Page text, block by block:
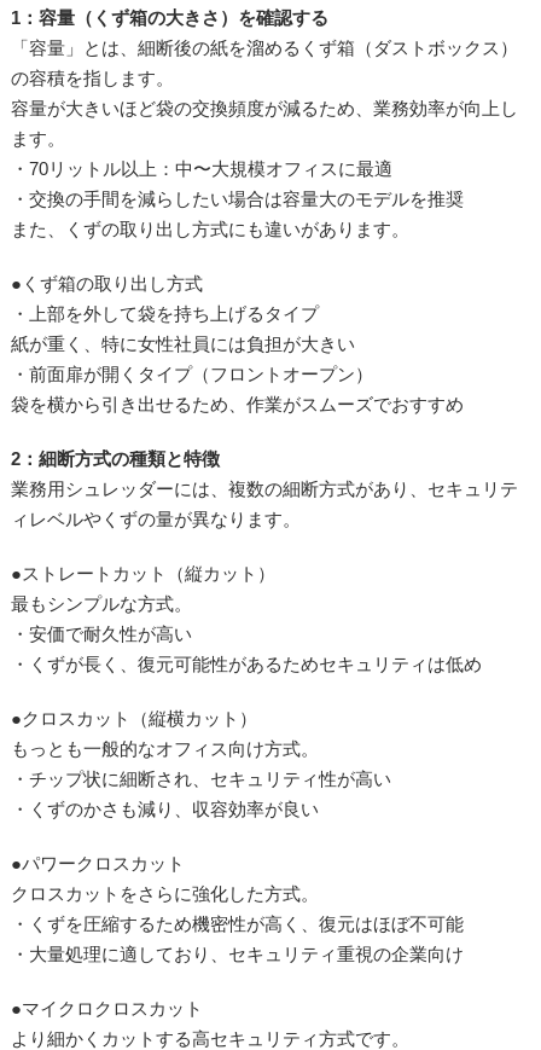
1：容量（くず箱の大きさ）を確認する
「容量」とは、細断後の紙を溜めるくず箱（ダストボックス）
の容積を指します。
容量が大きいほど袋の交換頻度が減るため、業務効率が向上し
ます。
・70リットル以上：中〜大規模オフィスに最適
・交換の手間を減らしたい場合は容量大のモデルを推奨
また、くずの取り出し方式にも違いがあります。
●くず箱の取り出し方式
・上部を外して袋を持ち上げるタイプ
紙が重く、特に女性社員には負担が大きい
・前面扉が開くタイプ（フロントオープン）
袋を横から引き出せるため、作業がスムーズでおすすめ
2：細断方式の種類と特徴
業務用シュレッダーには、複数の細断方式があり、セキュリテ
ィレベルやくずの量が異なります。
●ストレートカット（縦カット）
最もシンプルな方式。
・安価で耐久性が高い
・くずが長く、復元可能性があるためセキュリティは低め
●クロスカット（縦横カット）
もっとも一般的なオフィス向け方式。
・チップ状に細断され、セキュリティ性が高い
・くずのかさも減り、収容効率が良い
●パワークロスカット
クロスカットをさらに強化した方式。
・くずを圧縮するため機密性が高く、復元はほぼ不可能
・大量処理に適しており、セキュリティ重視の企業向け
●マイクロクロスカット
より細かくカットする高セキュリティ方式です。